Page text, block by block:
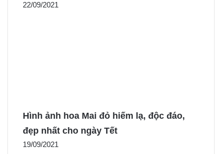
22/09/2021
Hình ảnh hoa Mai đỏ hiếm lạ, độc đáo,
đẹp nhất cho ngày Tết
19/09/2021